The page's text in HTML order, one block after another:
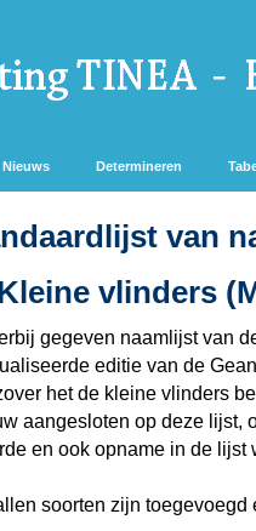
Nieuws Determineren
van
vlinders
gegeven naamlijst van
editie van de
het de kleine vlinders
aangesloten op deze lijst,
en ook opname in de lijst
soorten zijn